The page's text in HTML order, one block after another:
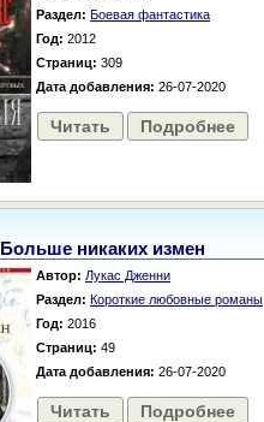
Раздел: Боевая фантастика
Год: 2012
Страниц: 309
Дата добавления: 26-07-2020
Читать Подробнее
Больше никаких измен
Автор: Лукас Дженни
Раздел: Короткие любовные романы
Год: 2016
Страниц: 49
Дата добавления: 26-07-2020
Читать Подробнее